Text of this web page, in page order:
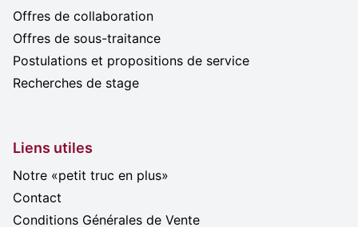
Offres de collaboration
Offres de sous-traitance
Postulations et propositions de service
Recherches de stage
Liens utiles
Notre «petit truc en plus»
Contact
Conditions Générales de Vente